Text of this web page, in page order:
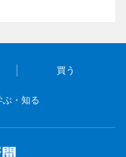
買う
ぶ・知る